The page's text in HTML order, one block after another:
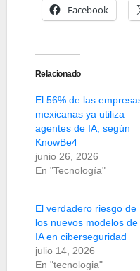
Facebook
Relacionado
El 56% de las
mexicanas ya utiliza
agentes de IA, según
KnowBe4
junio 26, 2026
En "Tecnología"
El verdadero riesgo de
los nuevos modelos de
IA en ciberseguridad
julio 14, 2026
En "tecnologia"